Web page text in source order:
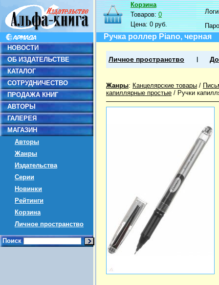
НОВОСТИ
ОБ ИЗДАТЕЛЬСТВЕ
КАТАЛОГ
СОТРУДНИЧЕСТВО
ПРОДАЖА КНИГ
АВТОРЫ
ГАЛЕРЕЯ
МАГАЗИН
Авторы
Жанры
Издательства
Серии
Новинки
Рейтинги
Корзина
Личное пространство
Поиск
Корзина
Товаров:0
Цена:0 руб.
Ручка роллер Piano, черная
Личное пространство
Жанры: Канцелярские товары /
капиллярные простые / Ручки